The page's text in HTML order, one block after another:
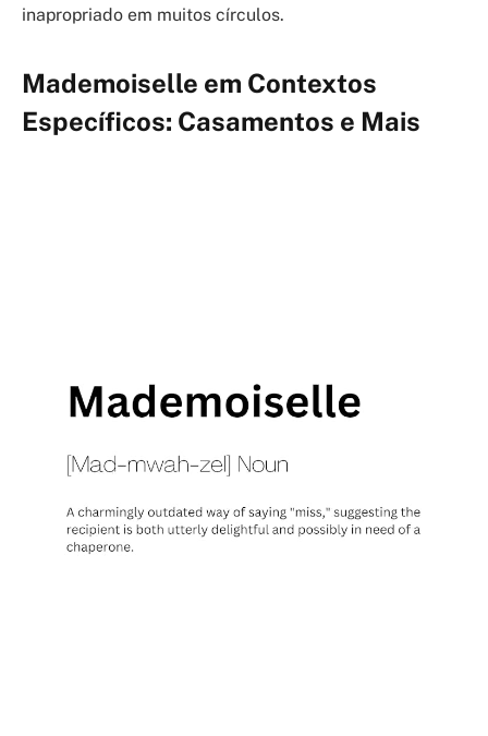
inapropriado em muitos círculos.
Mademoiselle em Contextos
Específicos: Casamentos e Mais